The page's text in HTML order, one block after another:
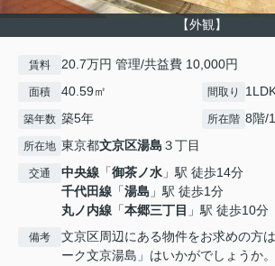
【外観】
賃料 20.7万円 管理/共益費 10,000円
面積 40.59㎡ 間取り
築年数 築5年 所在階 8階/
所在地 東京都文京区湯島 ３丁目
交通 中央線 「御茶ノ水 」駅 徒歩14分
千代田線 「湯島 」駅 徒歩1分
丸ノ内線 「本郷三丁目 」駅 徒歩10分
備考
文京区周辺にある物件をお求めの方
ーク文京湯島」はいかがでしょうか